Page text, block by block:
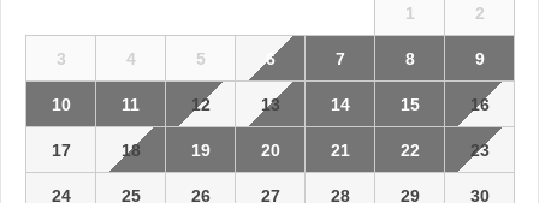
1 2
3 4 5 6 7 8 9
10 11 12 13 14 15 16
17 18 19 20 21 22 23
24 25 26 27 28 29 30